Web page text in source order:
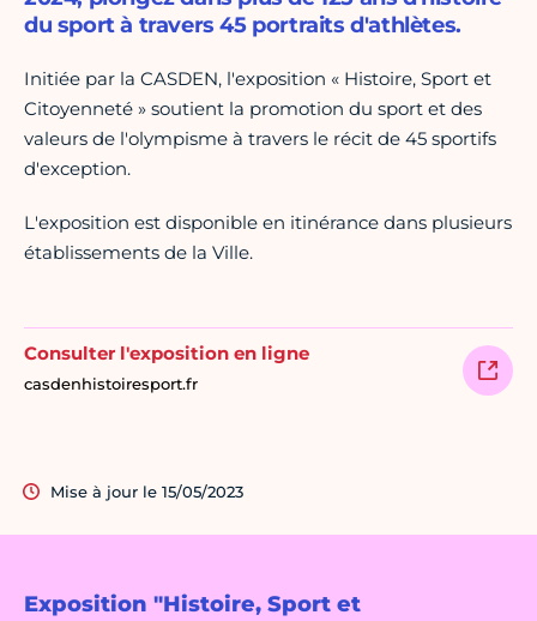
Exposition "Histoire, Sport et
du sport à travers 45 portraits d'athlètes.
Initiée par la CASDEN, l'exposition « Histoire, Sport et
Citoyenneté » soutient la promotion du sport et des
valeurs de l'olympisme à travers le récit de 45 sportifs
d'exception.
L'exposition est disponible en itinérance dans plusieurs
établissements de la Ville.
Consulter l'exposition en ligne
casdenhistoiresport.fr
Mise à jour le 15/05/2023